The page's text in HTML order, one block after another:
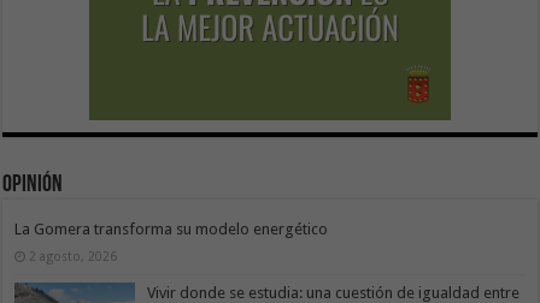
Opinión
La Gomera transforma su modelo energético
2 agosto, 2026
Vivir donde se estudia: una cuestión de igualdad entre